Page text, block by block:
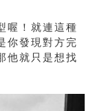
喔！就連這種
你發現對方完
他就只是想找